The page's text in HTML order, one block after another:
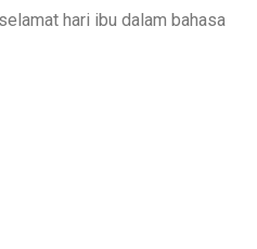
hari ibu dalam bahasa